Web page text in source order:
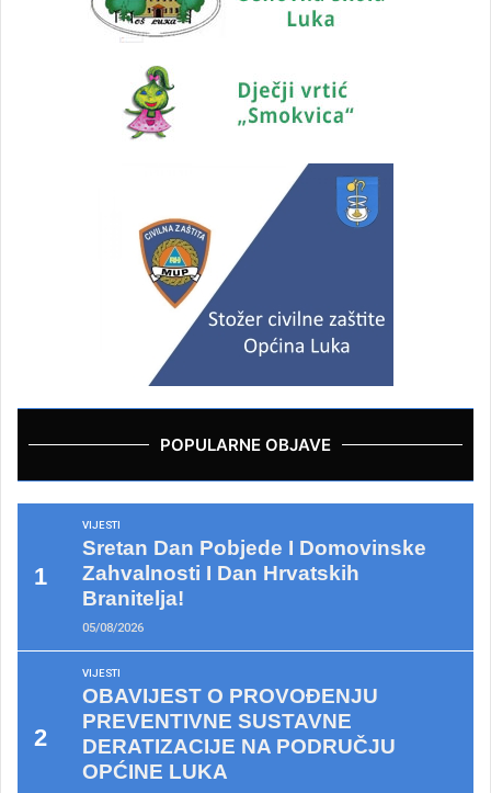
POPULARNE OBJAVE
VIJESTI
Sretan Dan Pobjede I Domovinske
Zahvalnosti I Dan Hrvatskih
Branitelja!
05/08/2026
VIJESTI
OBAVIJEST O PROVOĐENJU
PREVENTIVNE SUSTAVNE
DERATIZACIJE NA PODRUČJU
OPĆINE LUKA